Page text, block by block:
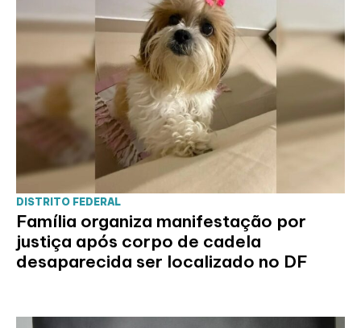
DISTRITO FEDERAL
Família organiza manifestação por
justiça após corpo de cadela
desaparecida ser localizado no DF